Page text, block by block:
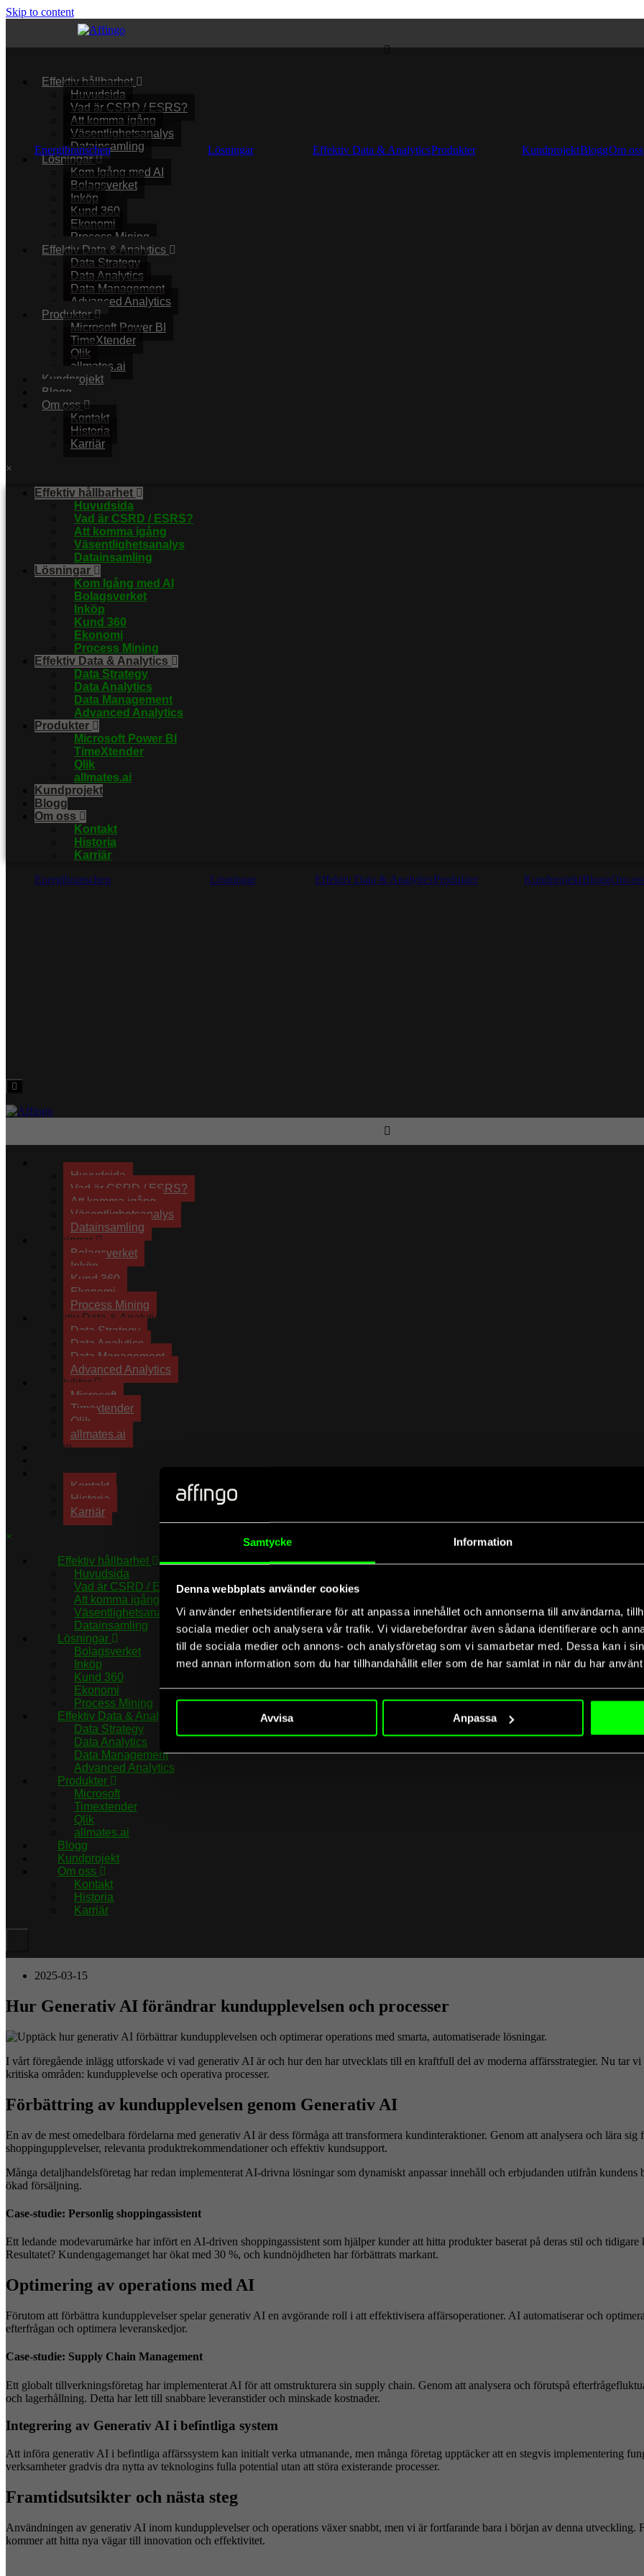
Samtycke Information
Denna webbplats använder cookies
Vi använder enhetsidentifierare för att anpassa innehållet och annonserna till användarna,
sociala medier och analysera vår trafik. Vi vidarebefordrar även sådana identifierare och
till de sociala medier och annons- och analysföretag som vi samarbetar med. Dessa kan i
med annan information som du har tillhandahållit eller som de har samlat in när du har
Avvisa Anpassa
Skip to content
Effektiv hållbarhet
Huvudsida
Vad är CSRD / ESRS?
Att komma igång
Väsentlighetsanalys
Datainsamling
Lösningar
Kom Igång med AI
Bolagsverket
Inköp
Kund 360
Ekonomi
Process Mining
Effektiv Data & Analytics
Data Strategy
Data Analytics
Data Management
Advanced Analytics
Produkter
Microsoft Power BI
TimeXtender
Qlik
allmates.ai
Kundprojekt
Blogg
Om oss
Kontakt
Historia
Karriär
×
Effektiv hållbarhet
Huvudsida
Vad är CSRD / ESRS?
Att komma igång
Väsentlighetsanalys
Datainsamling
Lösningar
Kom Igång med AI
Bolagsverket
Inköp
Kund 360
Ekonomi
Process Mining
Effektiv Data & Analytics
Data Strategy
Data Analytics
Data Management
Advanced Analytics
Produkter
Microsoft Power BI
TimeXtender
Qlik
allmates.ai
Kundprojekt
Blogg
Om oss
Kontakt
Historia
Karriär
Energibranschen
Lösningar Effektiv Data & AnalyticsProdukter KundprojektBloggOm
Hamburger
Menu
Effektiv hållbarhet
Huvudsida
Vad är CSRD / ESRS?
Att komma igång
Väsentlighetsanalys
Datainsamling
Lösningar
Bolagsverket
Inköp
Kund 360
Ekonomi
Process Mining
Effektiv Data & Analytics
Data Strategy
Data Analytics
Data Management
Advanced Analytics
Produkter
Microsoft
Timextender
Qlik
allmates.ai
Blogg
Om oss
Kontakt
Historia
Karriär
×
Effektiv hållbarhet
Huvudsida
Vad är CSRD / ESRS?
Att komma igång
Väsentlighetsanalys
Datainsamling
Lösningar
Bolagsverket
Inköp
Kund 360
Ekonomi
Process Mining
Effektiv Data & Analytics
Data Strategy
Data Analytics
Data Management
Advanced Analytics
Produkter
Microsoft
Timextender
Qlik
allmates.ai
Blogg
Kundprojekt
Om oss
Kontakt
Historia
Karriär
Energibranschen Lösningar Effektiv Data & AnalyticsProdukter KundprojektBloggOm oss
Menu
2025-03-15
Hur Generativ AI förändrar kundupplevelsen och processer
I vårt föregående inlägg utforskade vi vad generativ AI är och hur den har utvecklats till en kraftfull del av moderna affärsstrategier. Nu tar
kritiska områden: kundupplevelse och operativa processer.
Förbättring av kundupplevelsen genom Generativ AI
En av de mest omedelbara fördelarna med generativ AI är dess förmåga att transformera kundinteraktioner. Genom att analysera och lära
shoppingupplevelser, relevanta produktrekommendationer och effektiv kundsupport.
Många detaljhandelsföretag har redan implementerat AI-drivna lösningar som dynamiskt anpassar innehåll och erbjudanden utifrån kundens
ökad försäljning.
Case-studie: Personlig shoppingassistent
Ett ledande modevarumärke har infört en AI-driven shoppingassistent som hjälper kunder att hitta produkter baserat på deras stil och
Resultatet? Kundengagemanget har ökat med 30 %, och kundnöjdheten har förbättrats markant.
Optimering av operations med AI
Förutom att förbättra kundupplevelser spelar generativ AI en avgörande roll i att effektivisera affärsoperationer. AI automatiserar och
efterfrågan och optimera leveranskedjor.
Case-studie: Supply Chain Management
Ett globalt tillverkningsföretag har implementerat AI för att omstrukturera sin supply chain. Genom att analysera och förutspå
och lagerhållning. Detta har lett till snabbare leveranstider och minskade kostnader.
Integrering av Generativ AI i befintliga system
Att införa generativ AI i befintliga affärssystem kan initialt verka utmanande, men många företag upptäcker att en stegvis implementering
verksamheter gradvis dra nytta av teknologins fulla potential utan att störa existerande processer.
Framtidsutsikter och nästa steg
Användningen av generativ AI inom kundupplevelser och operations växer snabbt, men vi är fortfarande bara i början av denna
kommer att hitta nya vägar till innovation och effektivitet.